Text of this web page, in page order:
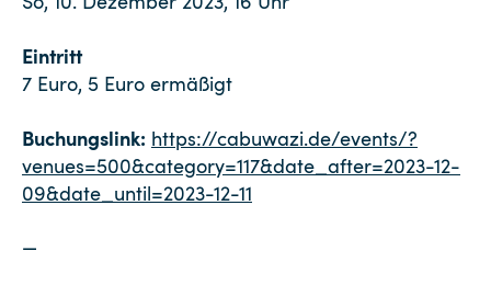
Eintritt
7 Euro, 5 Euro ermäßigt
Buchungslink: https://cabuwazi.de/events/?
venues=500&category=117&date_after=2023-12-
09&date_until=2023-12-11
—